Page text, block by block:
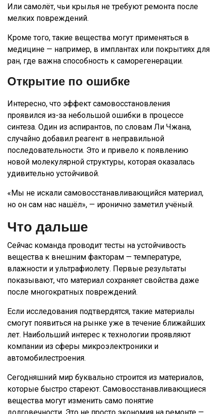
Или самолёт, чьи крылья не требуют ремонта после
мелких повреждений.
Кроме того, такие вещества могут применяться в
медицине — например, в имплантах или покрытиях для
ран, где важна способность к саморегенерации.
Открытие по ошибке
Интересно, что эффект самовосстановления
проявился из-за небольшой ошибки в процессе
синтеза. Один из аспирантов, по словам Ли Чжана,
случайно добавил реагент в неправильной
последовательности. Это и привело к появлению
новой молекулярной структуры, которая оказалась
удивительно устойчивой.
«Мы не искали самовосстанавливающийся материал,
но он сам нас нашёл», — иронично заметил учёный.
Что дальше
Сейчас команда проводит тесты на устойчивость
вещества к внешним факторам — температуре,
влажности и ультрафиолету. Первые результаты
показывают, что материал сохраняет свойства даже
после многократных повреждений.
Если исследования подтвердятся, такие материалы
смогут появиться на рынке уже в течение ближайших
лет. Наибольший интерес к технологии проявляют
компании из сферы микроэлектроники и
автомобилестроения.
Сегодняшний мир буквально строится из материалов,
которые быстро стареют. Самовосстанавливающиеся
вещества могут изменить само понятие